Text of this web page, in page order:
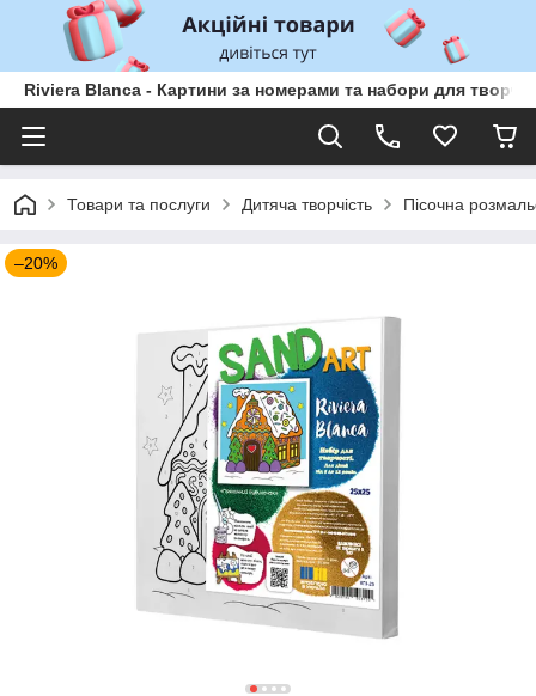
Riviera Blanca - Картини за номерами та набори для
Товари та послуги Дитяча творчість Пісочна
–20%